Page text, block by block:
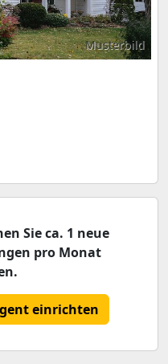
Musterbild
Sie ca. 1 neue
pro Monat
einrichten